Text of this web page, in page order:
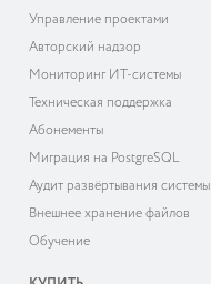
Управление проектами
Авторский надзор
Мониторинг ИТ-системы
Техническая поддержка
Абонементы
Миграция на PostgreSQL
Аудит развёртывания системы
Внешнее хранение файлов
Обучение